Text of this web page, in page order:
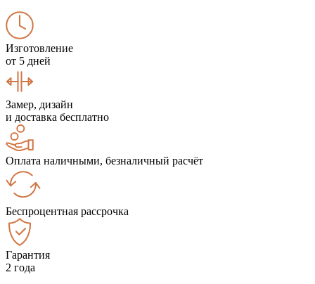
Изготовление
от 5 дней
Замер, дизайн
и доставка бесплатно
Оплата наличными, безналичный расчёт
Беспроцентная рассрочка
Гарантия
2 года